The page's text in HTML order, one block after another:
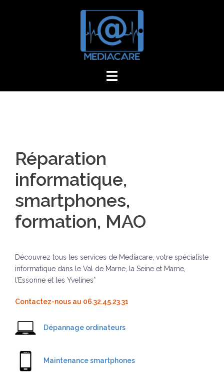
Réparation
informatique,
smartphones,
formation, MAO
Découvrez tous les services de Mediacare, votre spécialiste
informatique dans le Val de Marne, la Seine et Marne,
l’Essonne et les Yvelines*
Contactez-nous au 06.32.45.23.31
Dépannage ordinateurs
Maintenance smartphones